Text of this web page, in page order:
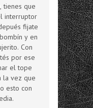
tienes que
interruptor
fijate
y en
Con
por ese
el tope
la vez que
esto con